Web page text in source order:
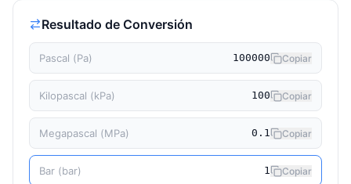
Resultado de Conversión
Pascal (Pa) 100000 Copiar
Kilopascal (kPa) 100 Copiar
Megapascal (MPa) 0.1 Copiar
Bar (bar) 1 Copiar